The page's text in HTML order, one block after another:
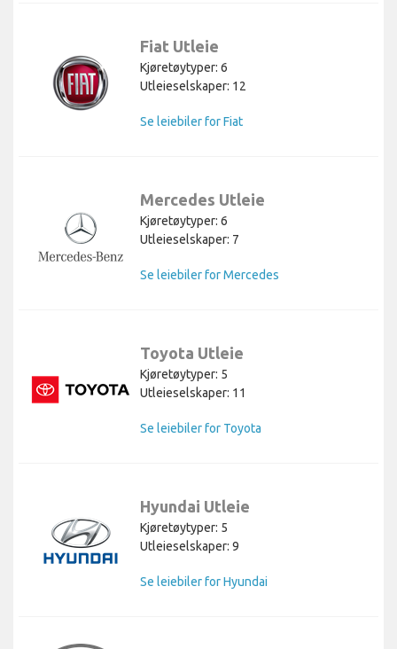
Fiat Utleie
Kjøretøytyper: 6
Utleieselskaper: 12
Se leiebiler for Fiat
Mercedes Utleie
Kjøretøytyper: 6
Utleieselskaper: 7
Se leiebiler for Mercedes
Toyota Utleie
Kjøretøytyper: 5
Utleieselskaper: 11
Se leiebiler for Toyota
Hyundai Utleie
Kjøretøytyper: 5
Utleieselskaper: 9
Se leiebiler for Hyundai